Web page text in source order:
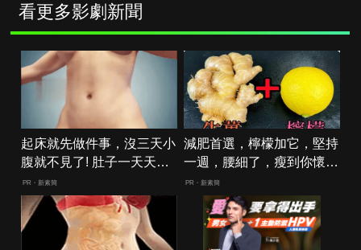
看更多影劇新聞
起床就先做件事，沒三天小
腹就不見了! 肚子一天天變
小！
PR・新素簡
減肥首選，檸檬加它，堅持
一週，腰細了，瘦到你懷疑
人生
PR・新素簡